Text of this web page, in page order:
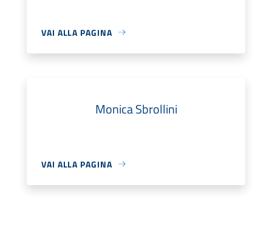
VAI ALLA PAGINA
Monica Sbrollini
VAI ALLA PAGINA